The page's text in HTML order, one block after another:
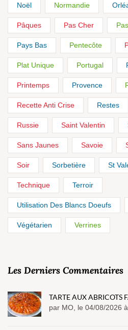
Noël Normandie
Pâques Pas Cher
Pays Bas Pentecôte
Plat Unique Portugal
Printemps Provence
Recette Anti Crise Restes
Russie Saint Valentin
Sans Jaunes Savoie
Soir Sorbetière St
Technique Terroir
Utilisation Des Blancs Doeufs
Végétarien Verrines
Les Derniers Commentaires
TARTE AUX ABRICOTS
par MO, le 04/08/2026